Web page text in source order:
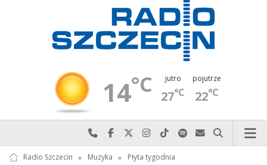
14°C jutro
27°C
pojutrze
22°C
Najlepiej po prostu do nas zadzwoń
Odwiedź nas na Facebook-u
Odwiedź nas na X
Odwiedź nas na Instagram-ie
Odwiedź nas na TikTok-u
Szukaj nas na Spotify
Wyślij do nas
Szukaj
Radio Szczecin » Muzyka » Płyta tygodnia